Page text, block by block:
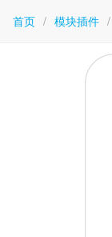
首页 / 模块插件 /